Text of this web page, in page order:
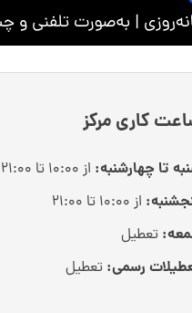
کاری مرکز
تا چهارشنبه: از ۱۰:۰۰ تا ۲۱:۰۰
از ۱۰:۰۰ تا ۲۱:۰۰
تعطیل
رسمی: تعطیل